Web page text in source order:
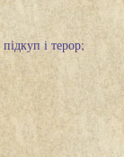
і терор;